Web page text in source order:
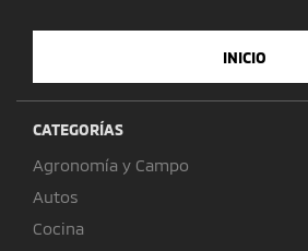
INICIO
CATEGORÍAS
Agronomía y Campo
Autos
Cocina